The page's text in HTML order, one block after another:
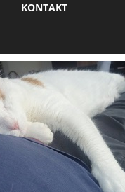
KONTAKT